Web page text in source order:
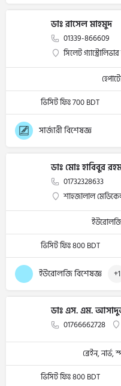
ডাঃ রাসেল মাহমুদ
01339-866609
সিলেট
ভিসিট ফিঃ 700 BDT
সার্জারী বিশেষজ্ঞ
ডাঃ মোঃ হাবিবুর
01732328633
শাহজালাল
ভিসিট ফিঃ 800 BDT
ইউরোলজি বিশেষজ্ঞ +1
ডাঃ এস. এম.
01766662728
ব্রেইন,
ভিসিট ফিঃ 800 BDT